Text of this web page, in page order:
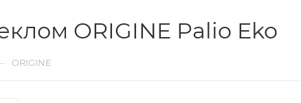
ORIGINE Palio Eko
ORIGINE